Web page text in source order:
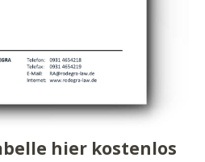
hier kostenlos